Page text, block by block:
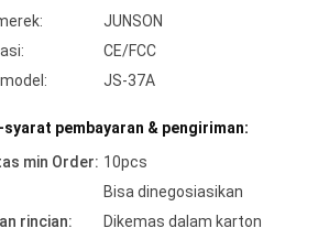
JUNSON
CE/FCC
JS-37A
pembayaran & pengiriman:
min Order: 10pcs
Bisa dinegosiasikan
rincian:
Dikemas dalam karton